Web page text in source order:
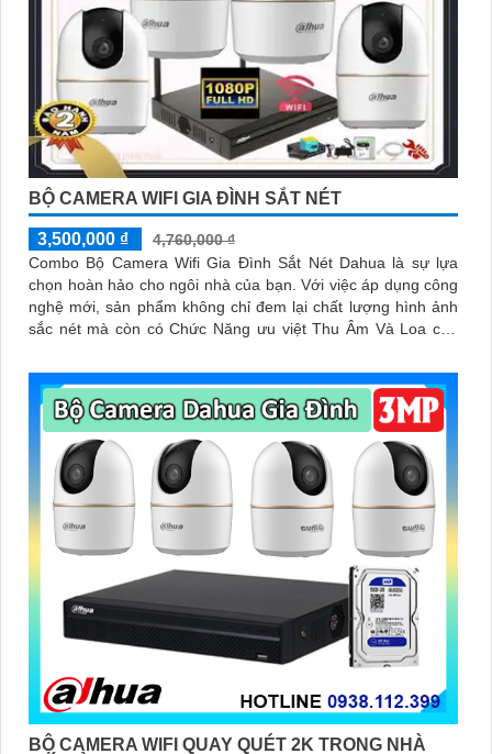
BỘ CAMERA WIFI GIA ĐÌNH SẮT NÉT
3,500,000 ₫
4,760,000 ₫
Combo Bộ Camera Wifi Gia Đình Sắt Nét Dahua là sự lựa
chọn hoàn hảo cho ngôi nhà của bạn. Với việc áp dụng công
nghệ mới, sản phẩm không chỉ đem lại chất lượng hình ảnh
sắc nét mà còn có Chức Năng ưu việt Thu Âm Và Loa cao
BỘ CAMERA WIFI QUAY QUÉT 2K TRONG NHÀ